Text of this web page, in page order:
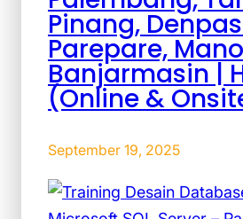
Pinang,
Parepare,
Banjarmasin |
(Online &
September 19, 2025